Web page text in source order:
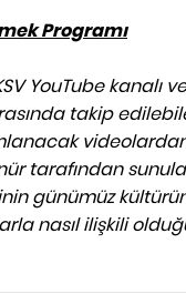
Programı
YouTube kanalı
takip
tarafından
günümüz
nasıl ilişkili